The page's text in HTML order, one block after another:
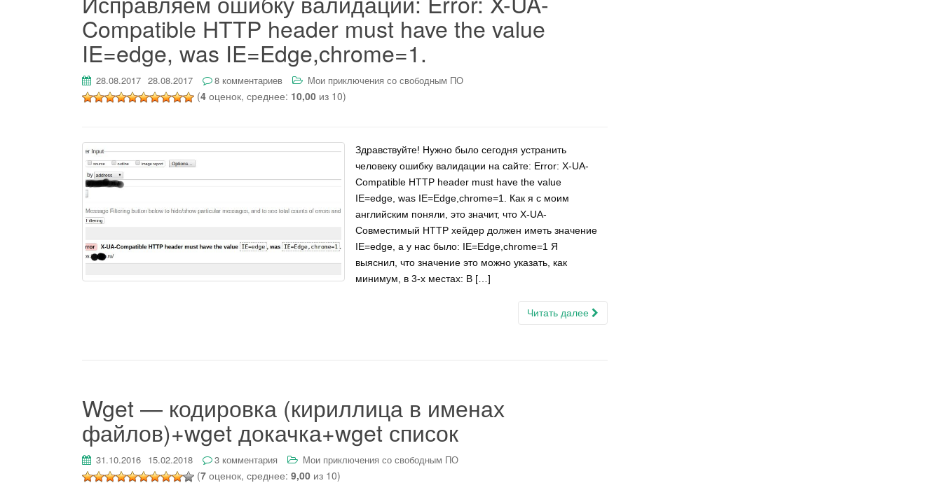
Compatible HTTP header must have the value
IE=edge, was IE=Edge,chrome=1.
28.08.2017 28.08.2017 8 комментариев Мои приключения со свободным ПО
(4 оценок, среднее: 10,00 из 10)
Здравствуйте! Нужно было сегодня устранить
человеку ошибку валидации на сайте: Error: X-UA-
Compatible HTTP header must have the value
IE=edge, was IE=Edge,chrome=1. Как я с моим
английским поняли, это значит, что X-UA-
Совместимый HTTP хейдер должен иметь значение
IE=edge, а у нас было: IE=Edge,chrome=1 Я
выяснил, что значение это можно указать, как
минимум, в 3-х местах: В […]
Читать далее
Wget — кодировка (кириллица в именах
файлов)+wget докачка+wget список
31.10.2016 15.02.2018 3 комментария Мои приключения со свободным ПО
(7 оценок, среднее: 9,00 из 10)